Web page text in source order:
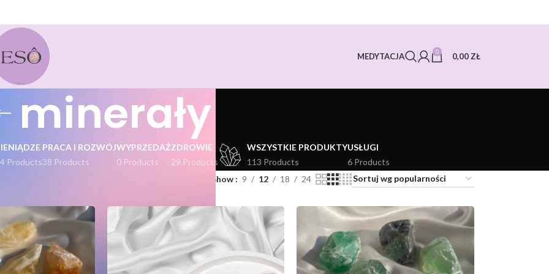
MEDYTACJA 0 0,00 ZŁ
minerały
Products
PRACA I ROZWÓJ
38 Products
WYPRZEDAŻ
0 Products
ZDROWIE
29 Products
WSZYSTKIE PRODUKTY
113 Products
USŁUGI
6 Products
Show 9 12 18 24